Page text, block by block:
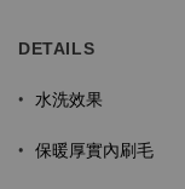
DETAILS
• 水洗效果
• 保暖厚實內刷毛